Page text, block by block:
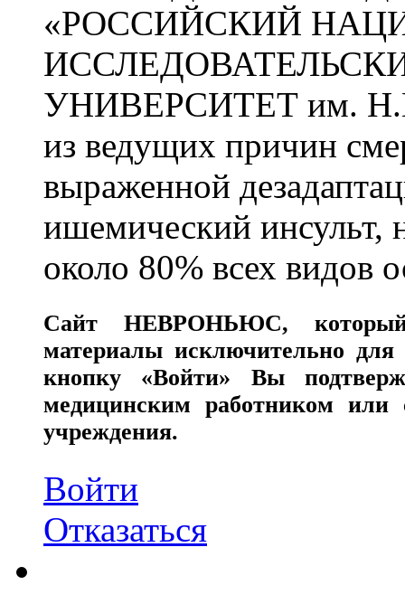
«РОССИЙСКИЙ
УНИВЕРСИТЕТ им.
из ведущих причин
выраженной
ишемический инсульт,
около 80% всех видов
СайтНЕВРОНЬЮС,
материалы исключительно для
кнопку «Войти» Вы
медицинским работником или
учреждения.
Войти
Отказаться